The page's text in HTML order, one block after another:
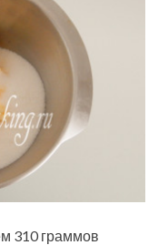
310 граммов